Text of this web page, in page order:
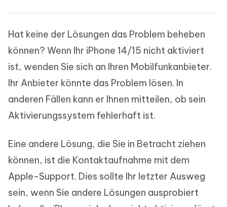
Hat keine der Lösungen das Problem beheben
können? Wenn Ihr iPhone 14/15 nicht aktiviert
ist, wenden Sie sich an Ihren Mobilfunkanbieter.
Ihr Anbieter könnte das Problem lösen. In
anderen Fällen kann er Ihnen mitteilen, ob sein
Aktivierungssystem fehlerhaft ist.
Eine andere Lösung, die Sie in Betracht ziehen
können, ist die Kontaktaufnahme mit dem
Apple-Support. Dies sollte Ihr letzter Ausweg
sein, wenn Sie andere Lösungen ausprobiert